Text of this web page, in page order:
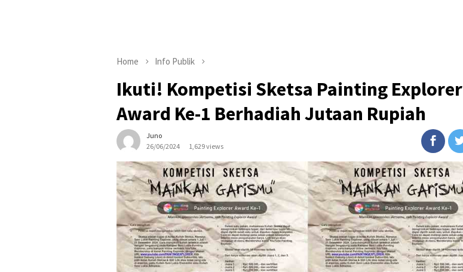
Home Info Publik
Ikuti! Kompetisi Sketsa Painting Explorer
Award Ke-1 Berhadiah Jutaan Rupiah
Juno
26/06/2024
1,629 views